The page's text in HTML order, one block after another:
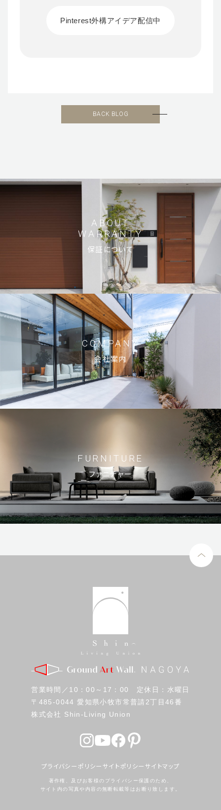
Pinterest外構アイデア配信中
BACK BLOG
ABOUT
WARRANTY
保証について
COMPANY
会社案内
FURNITURE
ファニチャー
営業時間／10：00～17：00 定休日：水曜日
〒485-0044 愛知県小牧市常普請2丁目46番
株式会社 Shin-Living Union
プライバシーポリシーサイトポリシーサイトマップ
著作権、及びお客様のプライバシー保護のため、
サイト内の写真や内容の無断転載等はお断り致します。